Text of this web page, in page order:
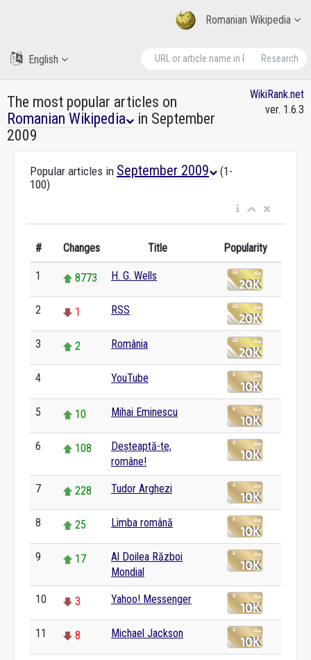
Romanian Wikipedia
Research
English
The most popular articles on
Romanian Wikipedia
in September
2009
WikiRank.net
ver. 1.6.3
Popular articles in September 2009
(1-
100)
# Changes Title Popularity
1 8773 H. G. Wells
2 1 RSS
3 2 România
4 YouTube
5 10 Mihai Eminescu
6 108
Deșteaptă-te,
române!
7 228 Tudor Arghezi
8 25 Limba română
9 17
Al Doilea Război
Mondial
10 3 Yahoo! Messenger
11 8 Michael Jackson